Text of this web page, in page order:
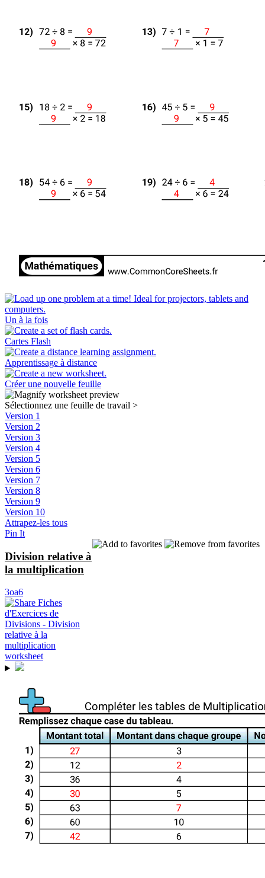
Un à la fois
Cartes Flash
Apprentissage à distance
Créer une nouvelle feuille
Sélectionnez une feuille de travail >
Version 1
Version 2
Version 3
Version 4
Version 5
Version 6
Version 7
Version 8
Version 9
Version 10
Attrapez-les tous
Pin It
Division relative à
la multiplication
3oa6